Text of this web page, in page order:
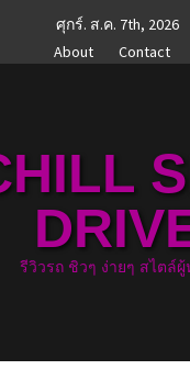
ศุกร์. ส.ค. 7th, 2026
About
Contact
รีวิวรถ ชิวๆ ง่ายๆ สไตล์